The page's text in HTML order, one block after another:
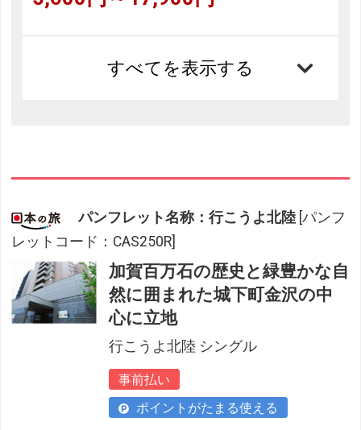
すべてを表示する
パンフレット名称：行こうよ北陸 [パンフ
レットコード：CAS250R]
加賀百万石の歴史と緑豊かな自
然に囲まれた城下町金沢の中
心に立地
行こうよ北陸 シングル
事前払い
ポイントがたまる使える